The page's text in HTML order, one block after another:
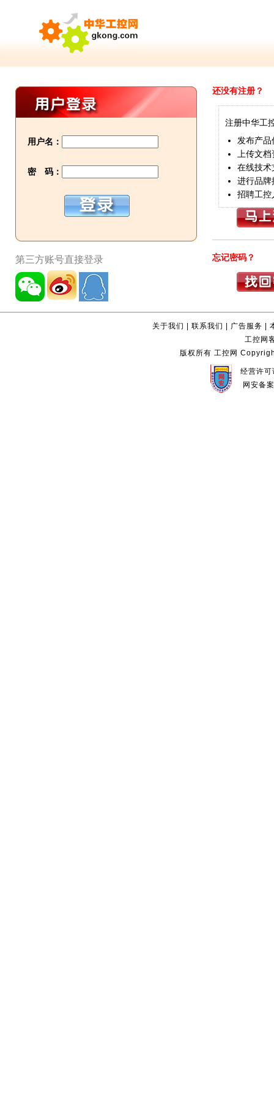
用户名：
密 码：
第三方账号直接登录
还没有注册？
注册中华工
发布产品
上传文档
在线技术
进行品牌
招聘工控
忘记密码？
关于我们 |联系我们 | 广告服务 |
工控网
版权所有 工控网
经营许
网安备